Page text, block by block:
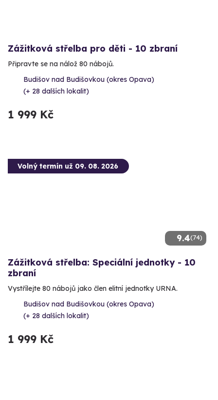
Zážitková střelba pro děti - 10 zbraní
Připravte se na nálož 80 nábojů.
Budišov nad Budišovkou (okres Opava)
(+ 28 dalších lokalit)
1 999 Kč
9.4(74)
Volný termín už 09. 08. 2026
Zážitková střelba: Speciální jednotky - 10
zbraní
Vystřílejte 80 nábojů jako člen elitní jednotky URNA.
Budišov nad Budišovkou (okres Opava)
(+ 28 dalších lokalit)
1 999 Kč